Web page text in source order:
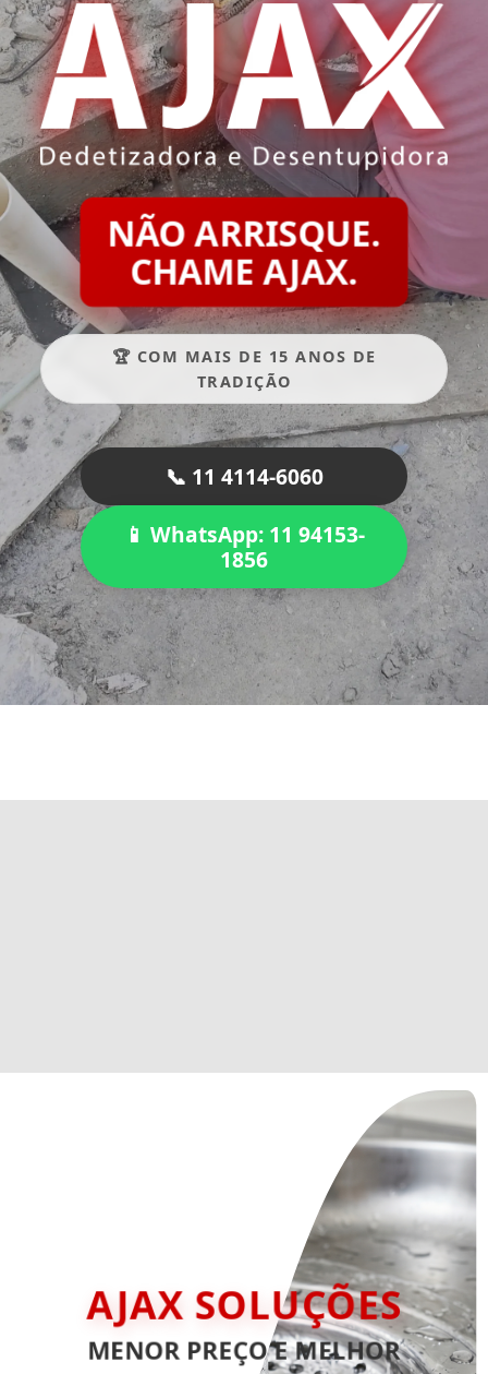
NÃO ARRISQUE.
CHAME AJAX.
🏆 COM MAIS DE 15 ANOS DE
TRADIÇÃO
📞 11 4114-6060
📱 WhatsApp: 11 94153-
1856
AJAX SOLUÇÕES
MENOR PREÇO E MELHOR